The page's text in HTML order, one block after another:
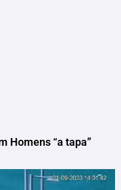
Homens “a tapa”